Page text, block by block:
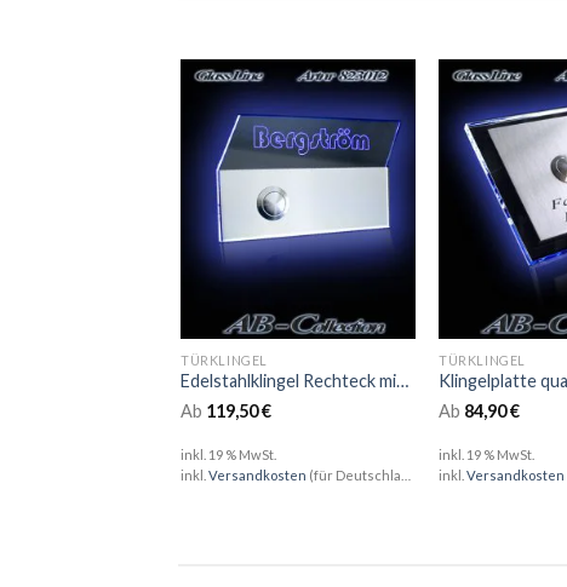
TÜRKLINGEL
Edelstahlklingel Rechteck mit Versatz Größe XL Edelstahl mit Glas und LED
Ab 119,50€
inkl. 19 % MwSt.
inkl.Versandkosten (für Deutschland)
TÜRKLINGEL
Ab 84,90€
inkl. 19 % MwSt.
inkl.Versandkosten